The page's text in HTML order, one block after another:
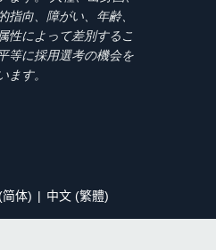
指向、障がい、年齢、
性によって差別するこ
等に採用選考の機会を
ます。
体) 中文 (繁體)